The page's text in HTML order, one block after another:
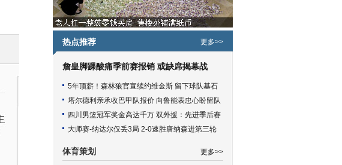
热点推荐 更多>>
詹皇脚踝酸痛季前赛报销 或缺席揭幕战
5年顶薪！森林狼官宣续约维金斯 留下球队基石
塔尔德利亲承收巴甲队报价 向鲁能表忠心盼留队
四川男篮冠军奖金高达千万 双外援：先进季后赛
大师赛-纳达尔仅丢3局 2-0速胜唐纳森进第三轮
体育策划 更多>>